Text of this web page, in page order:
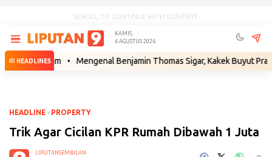
SCROLL TO CONTINUE WITH CONTENT
KAMIS,
6 AGUSTUS 2026
HEADLINES
Hukum • Mengenal Benjamin Thomas Sigar, Kakek Buyut Prabowo
HEADLINE › PROPERTY
Trik Agar Cicilan KPR Rumah Dibawah 1 Juta
LIPUTANSEMBILAN